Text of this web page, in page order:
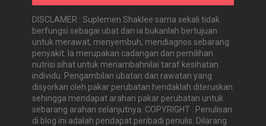
DISCLAMER : Suplemen Shaklee sama sekali tidak
berfungsi sebagai ubat dan ia bukanlah bertujuan
untuk merawat, menyembuh, mendiagnos sebarang
penyakit. Ia merupakan cadangan dan pemilihan
nutrisi sihat untuk menambahnilai taraf kesihatan
individu. Pengambilan ubatan dan rawatan yang
disyorkan oleh pakar perubatan hendaklah diteruskan
sehingga mendapat arahan pakar perubatan untuk
sebarang arahan selanjutnya. COPYRIGHT : Penulisan
di blog ini adalah pendapat peribadi penulis. Dilarang